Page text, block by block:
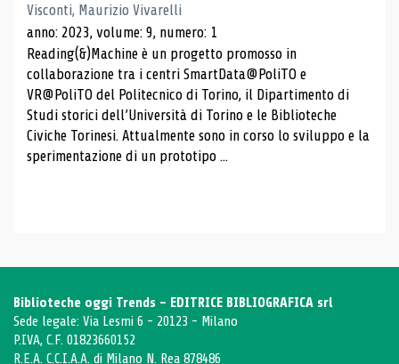
Visconti, Maurizio Vivarelli
anno: 2023, volume: 9, numero: 1
Reading(&)Machine è un progetto promosso in
collaborazione tra i centri SmartData@PoliTO e
VR@PoliTO del Politecnico di Torino, il Dipartimento di
Studi storici dell’Università di Torino e le Biblioteche
Civiche Torinesi. Attualmente sono in corso lo sviluppo e la
sperimentazione di un prototipo ...
Biblioteche oggi Trends - EDITRICE BIBLIOGRAFICA srl
Sede legale: Via Lesmi 6 - 20123 - Milano
P.IVA, C.F. 01823660152
R.E.A. C.C.I.A.A. di Milano N. Rea 878486